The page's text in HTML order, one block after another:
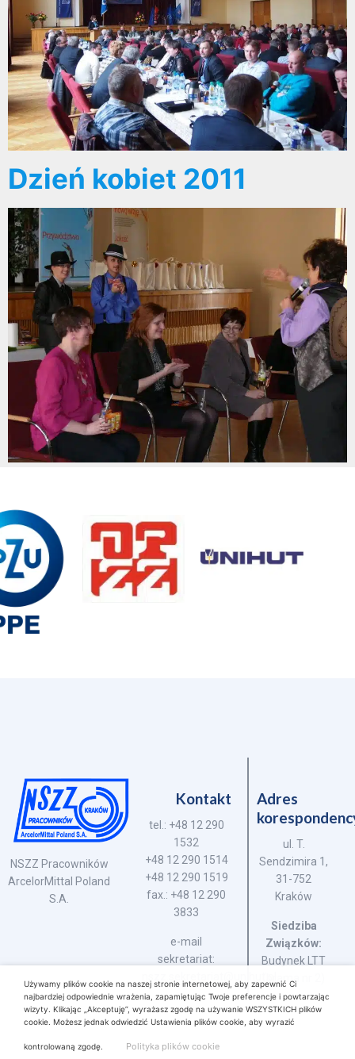
Dzień kobiet 2011
NSZZ Pracowników
ArcelorMittal Poland
S.A.
Kontakt
tel.: +48 12 290
1532
+48 12 290 1514
+48 12 290 1519
fax.: +48 12 290
3833
e-mail
sekretariat:
Adres
ul. T.
Sendzimira 1,
31-752
Kraków
Siedziba
Związków:
Budynek LTT
(brama nr 2)
Używamy plików cookie na naszej stronie internetowej, aby zapewnić Ci
najbardziej odpowiednie wrażenia, zapamiętując Twoje preferencje i powtarzając
wizyty. Klikając „Akceptuję”, wyrażasz zgodę na używanie WSZYSTKICH plików
cookie. Możesz jednak odwiedzić Ustawienia plików cookie, aby wyrazić
kontrolowaną zgodę. Polityka plików cookie